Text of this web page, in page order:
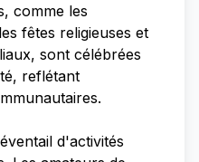
comme les
fêtes religieuses et
sont célébrées
reflétant
d'activités